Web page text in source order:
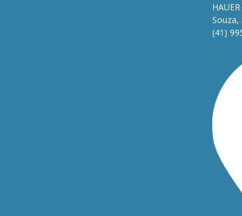
Souza,
(41)